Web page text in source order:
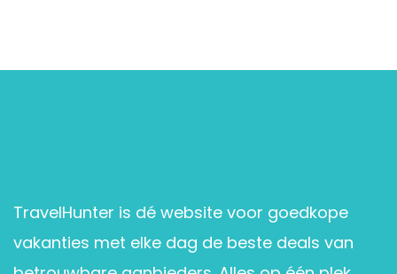
TravelHunter is dé website voor goedkope
vakanties met elke dag de beste deals van